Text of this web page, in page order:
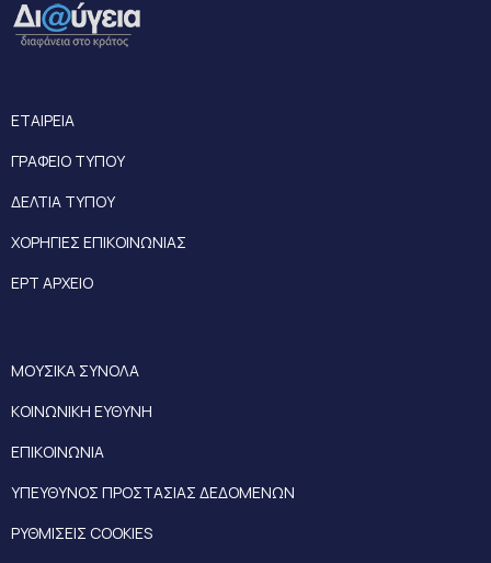
ΕΤΑΙΡΕΙΑ
ΓΡΑΦΕΙΟ ΤΥΠΟΥ
ΔΕΛΤΙΑ ΤΥΠΟΥ
ΧΟΡΗΓΙΕΣ ΕΠΙΚΟΙΝΩΝΙΑΣ
ΕΡΤ ΑΡΧΕΙΟ
ΜΟΥΣΙΚΑ ΣΥΝΟΛΑ
ΚΟΙΝΩΝΙΚΗ ΕΥΘΥΝΗ
ΕΠΙΚΟΙΝΩΝΙΑ
ΥΠΕΥΘΥΝΟΣ ΠΡΟΣΤΑΣΙΑΣ ΔΕΔΟΜΕΝΩΝ
ΡΥΘΜΙΣΕΙΣ COOKIES